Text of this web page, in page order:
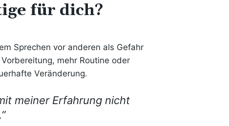
für dich?
Sprechen vor anderen als Gefahr
mehr Routine oder
Veränderung.
meiner Erfahrung nicht